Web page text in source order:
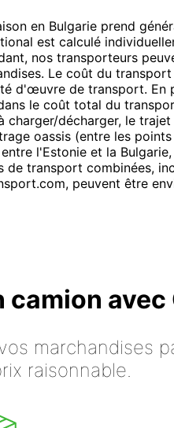
en Bulgarie prend
est calculé
nos transporteurs
Le coût du
d'œuvre de transport. En
le coût total du
charger/décharger, le
oassis (entre les
l'Estonie et la
de transport combinées,
peuvent être
marchandises
raisonnable.